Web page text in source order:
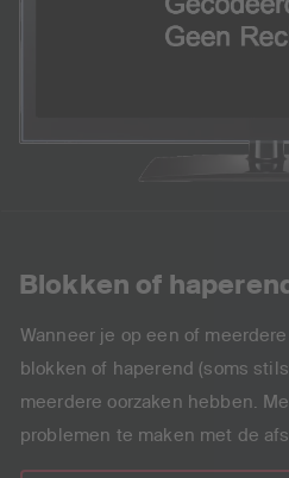
Blokken of
Wanneer je op een of
blokken of haperend (soms
meerdere oorzaken hebben.
problemen te maken met de